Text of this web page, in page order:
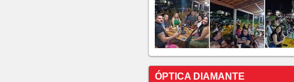
ÓPTICA DIAMANTE